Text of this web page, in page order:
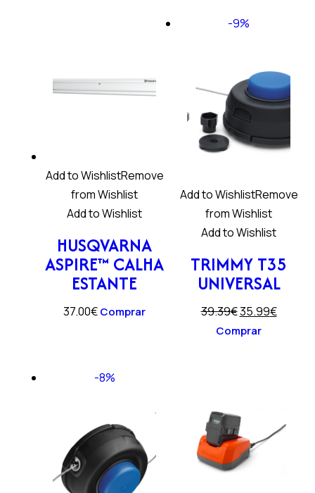
Add to WishlistRemove
from Wishlist
Add to Wishlist
HUSQVARNA
ASPIRE™ CALHA
ESTANTE
37.00€Comprar
-9%
Add to WishlistRemove
from Wishlist
Add to Wishlist
TRIMMY T35
UNIVERSAL
39.39€35.99€
Comprar
-8%